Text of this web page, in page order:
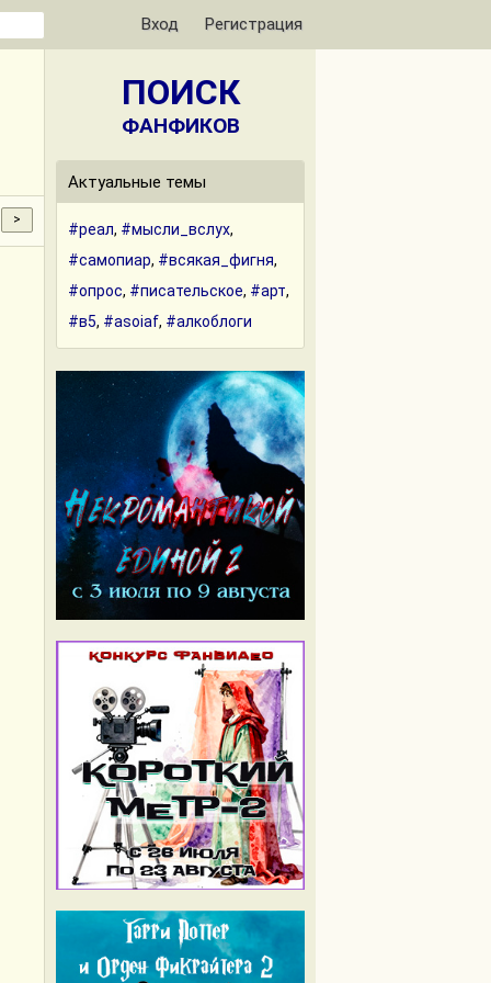
Вход Регистрация
ПОИСК
ФАНФИКОВ
Актуальные темы
#реал, #мысли_вслух,
#самопиар, #всякая_фигня,
#опрос, #писательское, #арт,
#в5, #asoiaf, #алкоблоги